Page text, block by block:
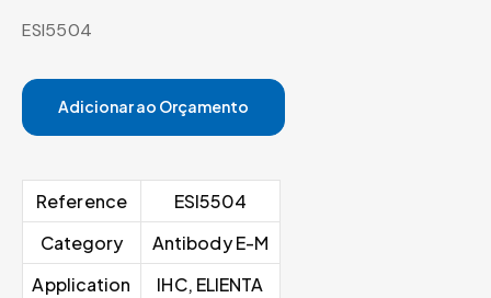
ESI5504
Adicionar ao Orçamento
Reference
ESI5504
Category
Antibody E-M
Application
IHC, ELIENTA